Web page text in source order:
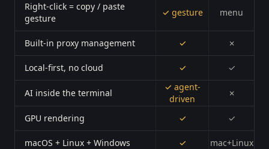
Right-click = copy / paste
gesture
✓ gesture menu
Built-in proxy management ✓ ✗
Local-first, no cloud ✓ ✓
AI inside the terminal
✓ agent-
driven
✗
GPU rendering ✓ ✓
macOS + Linux + Windows ✓ mac+Linux